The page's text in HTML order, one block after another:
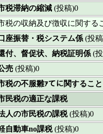
税滞納の縮減 (投稿)0
税の収納及び徴収に関する
座振替・税システム係 (投
付、督促状、納税証明係 (
売 (投稿)0
税の不服雛ｧてに関するこ
民税の適正な課税
人の市民税の課税(投稿)0
自動車no課税(投稿)0